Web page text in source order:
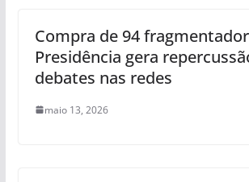
Compra de 94
Presidência gera
debates nas redes
maio 13, 2026